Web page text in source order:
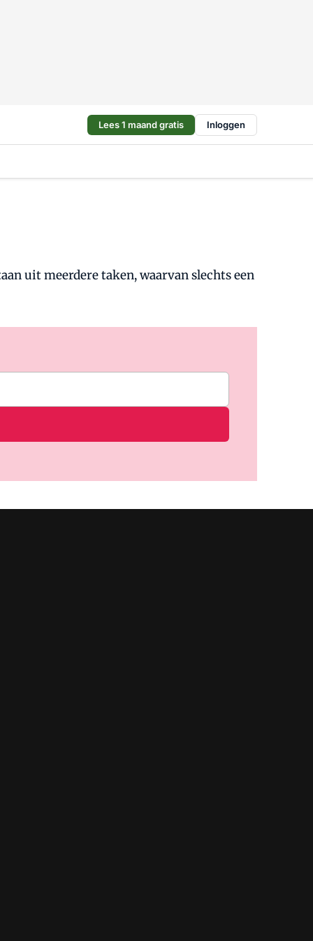
Lees 1 maand gratis Inloggen
uit meerdere taken, waarvan slechts een